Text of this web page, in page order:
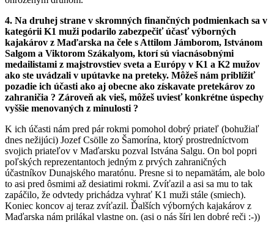
4. Na druhej strane v skromných finančných podmienkach sa v
kategórii K1 muži podarilo zabezpečiť účasť výborných
kajakárov z Maďarska na čele s Attilom Jámborom, Istvánom
Salgom a Viktorom Szákalyom, ktorí sú viacnásobnými
medailistami z majstrovstiev sveta a Európy v K1 a K2 mužov
ako ste uvádzali v upútavke na preteky. Môžeš nám priblížiť
pozadie ich účasti ako aj obecne ako získavate pretekárov zo
zahraničia ? Zároveň ak vieš, môžeš uviesť konkrétne úspechy
vyššie menovaných z minulosti ?
K ich účasti nám pred pár rokmi pomohol dobrý priateľ (bohužiaľ
dnes nežijúci) Jozef Csölle zo Šamorína, ktorý prostredníctvom
svojich priateľov v Maďarsku pozval Istvána Salgu. On bol popri
poľských reprezentantoch jedným z prvých zahraničných
účastníkov Dunajského maratónu. Presne si to nepamätám, ale bolo
to asi pred ôsmimi až desiatimi rokmi. Zvíťazil a asi sa mu to tak
zapáčilo, že odvtedy prichádza vyhrať K1 muži stále (smiech).
Koniec koncov aj teraz zvíťazil. Ďalších výborných kajakárov z
Maďarska nám prilákal vlastne on. (asi o nás šíri len dobré reči :-))